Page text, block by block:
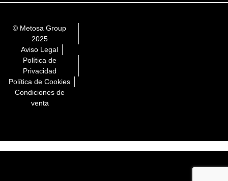
© Metosa Group
2025
Aviso Legal
Política de
Privacidad
Política de Cookies
Condiciones de
venta